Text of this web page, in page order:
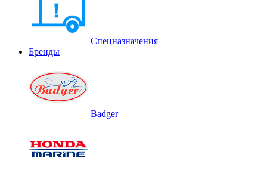
Спецназначения
Бренды
Badger